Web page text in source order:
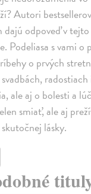
Autori
dajú odpoveď v
Podeliasa s vami o
o prvých
ale aj o bolesti a
smiať, ale aj
lásky.